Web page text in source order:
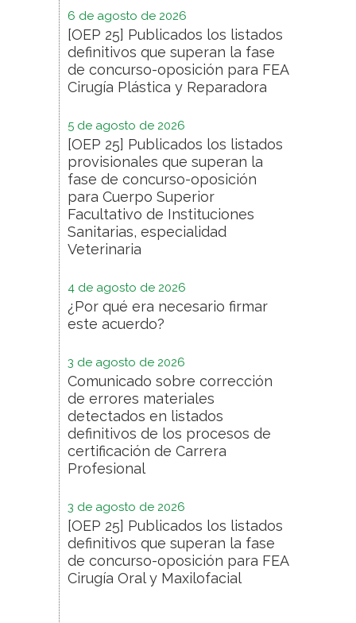
6 de agosto de 2026
[OEP 25] Publicados los listados
definitivos que superan la fase
de concurso-oposición para FEA
Cirugía Plástica y Reparadora
5 de agosto de 2026
[OEP 25] Publicados los listados
provisionales que superan la
fase de concurso-oposición
para Cuerpo Superior
Facultativo de Instituciones
Sanitarias, especialidad
Veterinaria
4 de agosto de 2026
¿Por qué era necesario firmar
este acuerdo?
3 de agosto de 2026
Comunicado sobre corrección
de errores materiales
detectados en listados
definitivos de los procesos de
certificación de Carrera
Profesional
3 de agosto de 2026
[OEP 25] Publicados los listados
definitivos que superan la fase
de concurso-oposición para FEA
Cirugía Oral y Maxilofacial